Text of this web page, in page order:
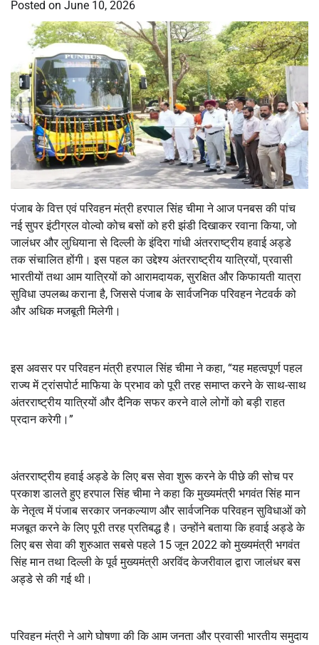
Posted on June 10, 2026
पंजाब के वित्त एवं परिवहन मंत्री हरपाल सिंह चीमा ने आज पनबस की पांच
नई सुपर इंटीग्रल वोल्वो कोच बसों को हरी झंडी दिखाकर रवाना किया, जो
जालंधर और लुधियाना से दिल्ली के इंदिरा गांधी अंतरराष्ट्रीय हवाई अड्डे
तक संचालित होंगी। इस पहल का उद्देश्य अंतरराष्ट्रीय यात्रियों, प्रवासी
भारतीयों तथा आम यात्रियों को आरामदायक, सुरक्षित और किफायती यात्रा
सुविधा उपलब्ध कराना है, जिससे पंजाब के सार्वजनिक परिवहन नेटवर्क को
और अधिक मजबूती मिलेगी।
इस अवसर पर परिवहन मंत्री हरपाल सिंह चीमा ने कहा, “यह महत्वपूर्ण पहल
राज्य में ट्रांसपोर्ट माफिया के प्रभाव को पूरी तरह समाप्त करने के साथ-साथ
अंतरराष्ट्रीय यात्रियों और दैनिक सफर करने वाले लोगों को बड़ी राहत
प्रदान करेगी।”
अंतरराष्ट्रीय हवाई अड्डे के लिए बस सेवा शुरू करने के पीछे की सोच पर
प्रकाश डालते हुए हरपाल सिंह चीमा ने कहा कि मुख्यमंत्री भगवंत सिंह मान
के नेतृत्व में पंजाब सरकार जनकल्याण और सार्वजनिक परिवहन सुविधाओं को
मजबूत करने के लिए पूरी तरह प्रतिबद्ध है। उन्होंने बताया कि हवाई अड्डे के
लिए बस सेवा की शुरुआत सबसे पहले 15 जून 2022 को मुख्यमंत्री भगवंत
सिंह मान तथा दिल्ली के पूर्व मुख्यमंत्री अरविंद केजरीवाल द्वारा जालंधर बस
अड्डे से की गई थी।
परिवहन मंत्री ने आगे घोषणा की कि आम जनता और प्रवासी भारतीय समुदाय